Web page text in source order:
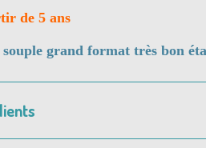
de 5 ans
grand format très bon